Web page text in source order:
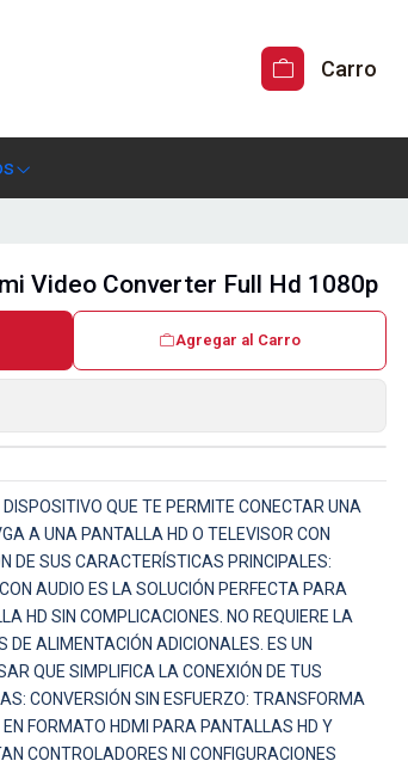
Carro
Video Converter Full Hd 1080p
Agregar al Carro
QUE TE PERMITE CONECTAR UNA
A UNA PANTALLA HD O TELEVISOR CON
DE SUS CARACTERÍSTICAS PRINCIPALES:
AUDIO ES LA SOLUCIÓN PERFECTA PARA
HD SIN COMPLICACIONES. NO REQUIERE LA
DE ALIMENTACIÓN ADICIONALES. ES UN
QUE SIMPLIFICA LA CONEXIÓN DE TUS
CONVERSIÓN SIN ESFUERZO: TRANSFORMA
FORMATO HDMI PARA PANTALLAS HD Y
CONTROLADORES NI CONFIGURACIONES